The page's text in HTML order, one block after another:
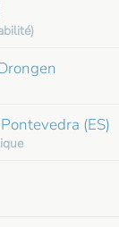
(ES)